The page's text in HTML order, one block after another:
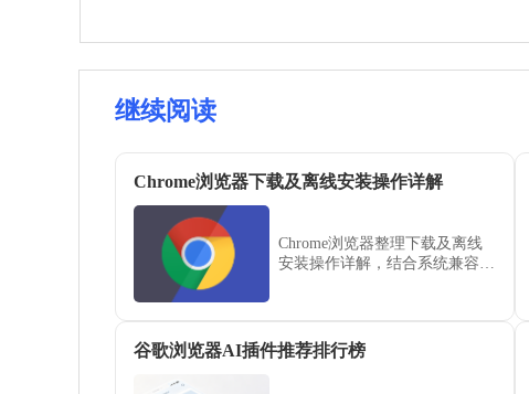
继续阅读
Chrome浏览器下载及离线安装操作详解
Chrome浏览器整理下载及离线
安装操作详解，结合系统兼容与
谷歌浏览器AI插件推荐排行榜